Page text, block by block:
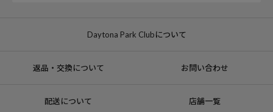
Daytona Park Clubについて
返品・交換について お問い合わせ
配送について 店舗一覧